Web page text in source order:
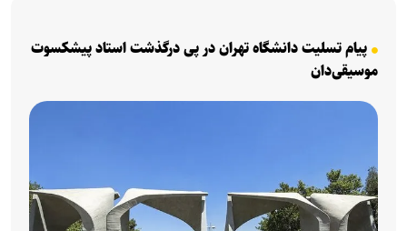
پیام تسلیت دانشگاه تهران در پی درگذشت استاد پیشکسوت
موسیقی‌دان